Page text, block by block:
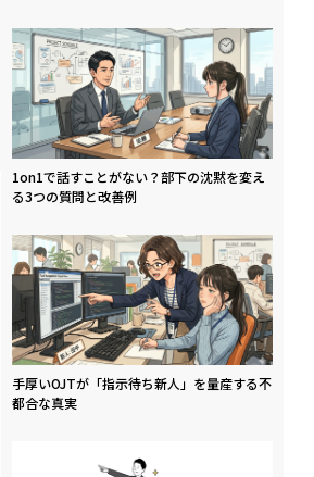
1on1で話すことがない？部下の沈黙を変え
る3つの質問と改善例
手厚いOJTが「指示待ち新人」を量産する不
都合な真実